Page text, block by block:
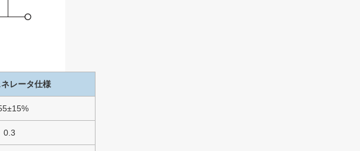
レータ仕様
0.3